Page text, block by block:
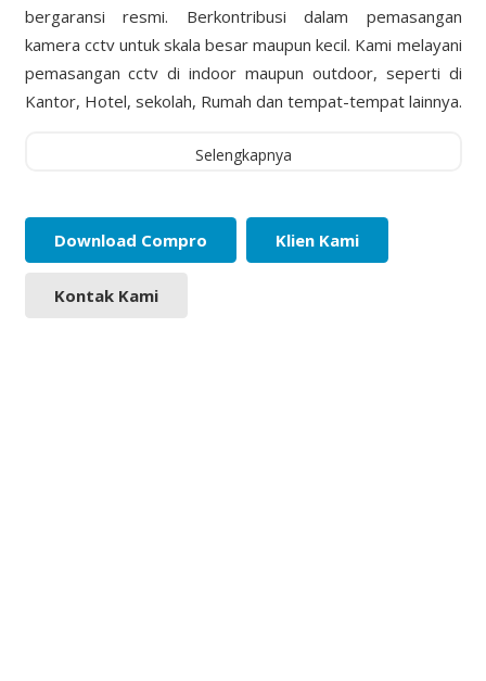
bergaransi resmi. Berkontribusi dalam pemasangan
kamera cctv untuk skala besar maupun kecil. Kami melayani
pemasangan cctv di indoor maupun outdoor, seperti di
Kantor, Hotel, sekolah, Rumah dan tempat-tempat lainnya.
Selengkapnya
Download Compro Klien Kami
Kontak Kami